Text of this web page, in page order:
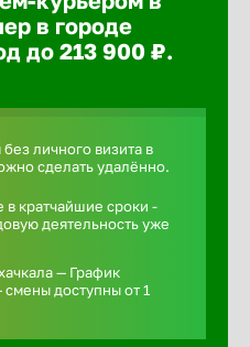
в городе
до 213 900 ₽.
личного визита в
сделать удалённо.
кратчайшие сроки -
деятельность уже
— График
доступны от 1